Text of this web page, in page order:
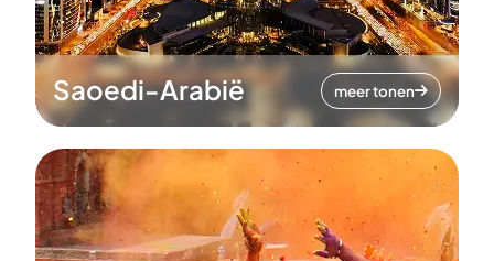
Saoedi-Arabië meer tonen